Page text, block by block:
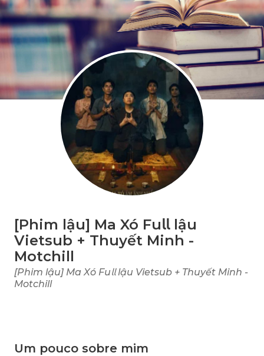
[Phim lậu] Ma Xó Fu𝗅𝗅 lậu
Vietsub + Thuyết Minh -
Motchill
[Phim lậu] Ma Xó Fu𝗅𝗅 lậu Vietsub + Thuyết Minh -
Motchill
Um pouco sobre mim